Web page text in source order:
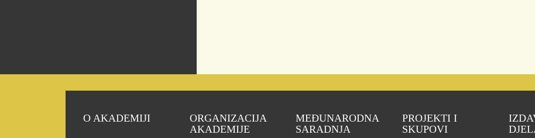
O AKADEMIJI
ORGANIZACIJA
AKADEMIJE
MEĐUNARODNA
SARADNJA
PROJEKTI I
SKUPOVI